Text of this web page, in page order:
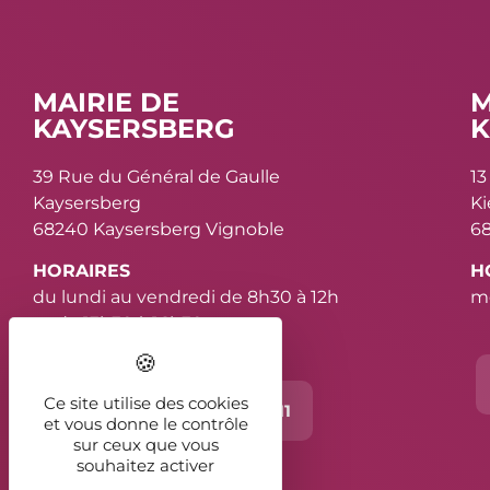
MAIRIE DE
KAYSERSBERG
39 Rue du Général de Gaulle
Kaysersberg
68240 Kaysersberg Vignoble
HORAIRES
du lundi au vendredi de 8h30 à 12h
et de 13h30 à 16h30
Contact 03 89 78 11 11
Ce site utilise des cookies
et vous donne le contrôle
sur ceux que vous
souhaitez activer